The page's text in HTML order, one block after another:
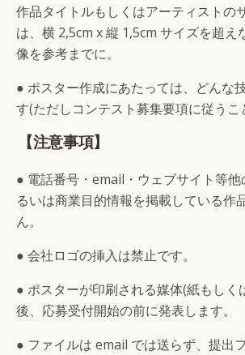
作品タイトルもしくはアーティストの
は、横 2,5cm x 縦 1,5cm サイズを超え
像を参考までに。
● ポスター作成にあたっては、どんな
す(ただしコンテスト募集要項に従うこ
【注意事項】
● 電話番号・email・ウェブサイト等
るいは商業目的情報を掲載している作
ん。
● 会社ロゴの挿入は禁止です。
● ポスターが印刷される媒体(紙もしく
後、応募受付開始の前に発表します。
● ファイルは email では送らず、提出